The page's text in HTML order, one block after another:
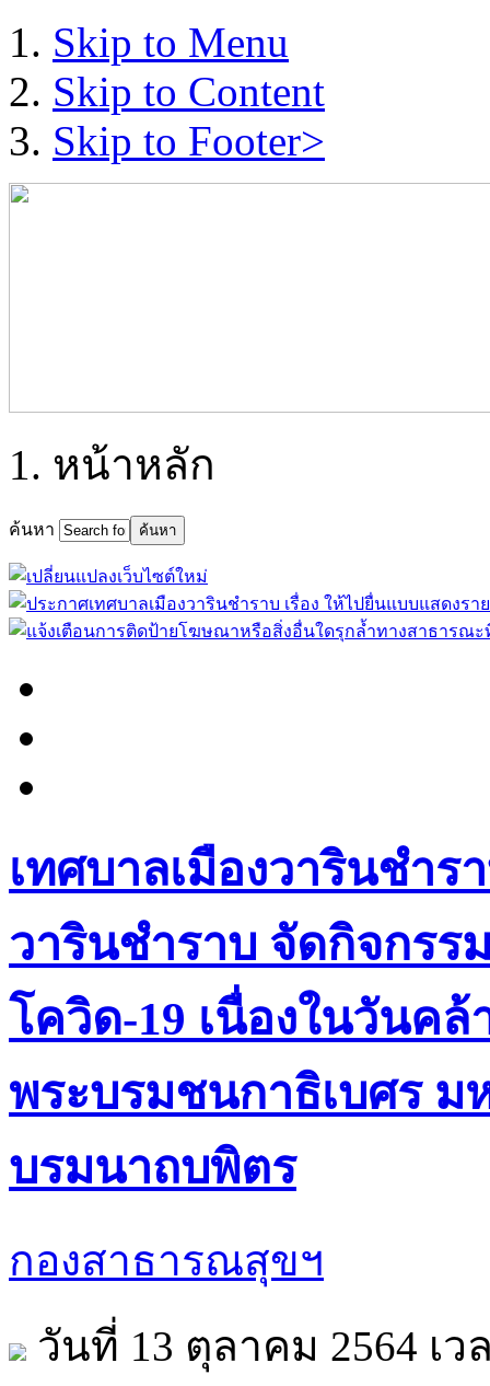
Skip to Menu
Skip to Content
Skip to Footer>
หน้าหลัก
ค้นหา
เทศบาลเมืองวารินชำ
วารินชำราบ จัดกิจกร
โควิด-19 เนื่องในวันค
พระบรมชนกาธิเบศร
บรมนาถบพิตร
กองสาธารณสุขฯ
วันที่ 13 ตุลาคม 2564 เว